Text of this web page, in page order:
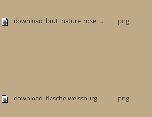
download_brut_nature_rose_... png
download_flasche-weissburg... png